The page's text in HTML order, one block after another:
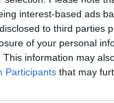
interest-based ads
to third parties
of your personal
This information may
Participants that may
09.11.20